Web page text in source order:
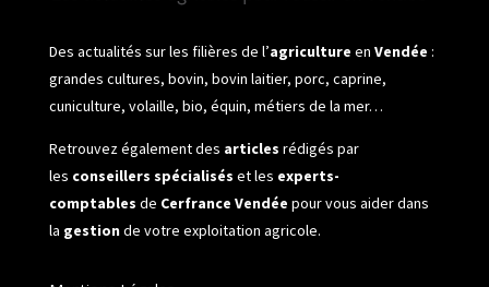
Des actualités sur les filières de l’agriculture en Vendée :
grandes cultures, bovin, bovin laitier, porc, caprine,
cuniculture, volaille, bio, équin, métiers de la mer…
Retrouvez également des articles rédigés par
les conseillers spécialisés et les experts-
comptables de Cerfrance Vendée pour vous aider dans
la gestionde votre exploitation agricole.